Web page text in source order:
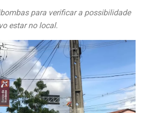
para verificar a possibilidade
estar no local.